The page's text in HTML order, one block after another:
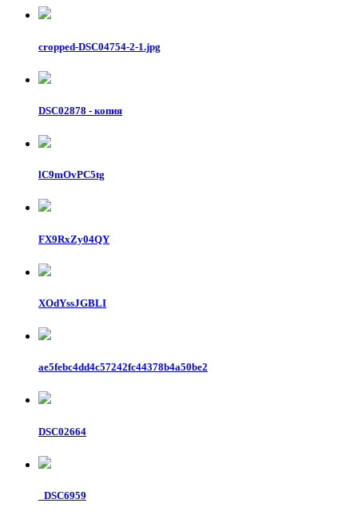
cropped-DSC04754-2-1.jpg
DSC02878 - копия
lC9mOvPC5tg
FX9RxZy04QY
XOdYssJGBLI
ae5febc4dd4c57242fc44378b4a50be2
DSC02664
_DSC6959